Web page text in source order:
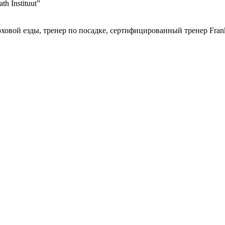
Instituut”
езды, тренер по посадке, сертифицированный тренер